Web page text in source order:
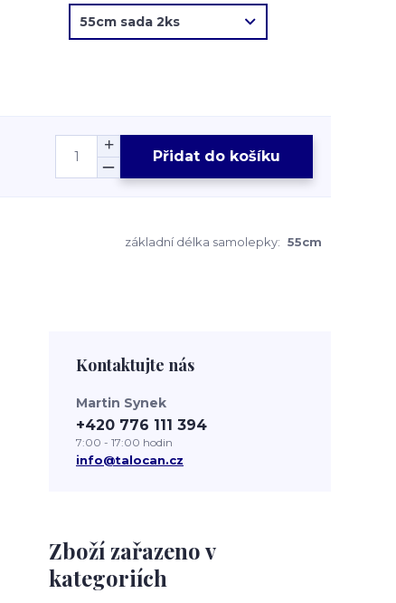
Přidat do košíku
základní délka samolepky: 55cm
Zboží zařazeno v
kategoriích
Kontaktujte nás
Martin Synek
+420 776 111 394
7:00 - 17:00 hodin
info@talocan.cz